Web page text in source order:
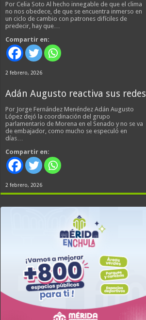
Por Celia Soto Al hecho innegable de que el clima
no nos obedece, de que se encuentra inmerso en
un ciclo de cambio con patrones difíciles de
predecir, hay que…
Compartir en:
2 febrero, 2026
Adán Augusto reactiva sus redes
Por Jorge Fernández Menéndez Adán Augusto
López dejó la coordinación del grupo
parlamentario de Morena en el Senado y no se va
de embajador, como mucho se especuló en
días…
Compartir en:
2 febrero, 2026